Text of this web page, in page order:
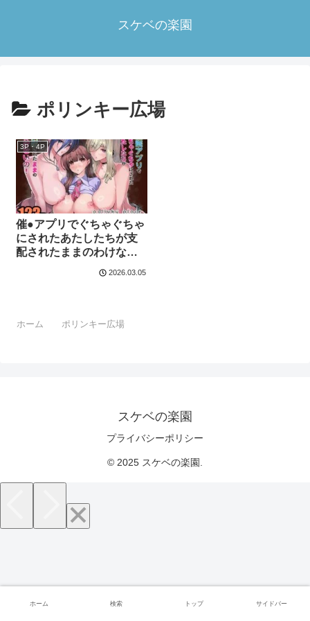
スケベの楽園
ポリンキー広場
3P・4P
催●アプリでぐちゃぐちゃ
にされたあたしたちが支
配されたままのわけない
2026.03.05
ホーム ポリンキー広場
スケベの楽園
プライバシーポリシー
© 2025 スケベの楽園.
ホーム 検索 トップ サイドバー